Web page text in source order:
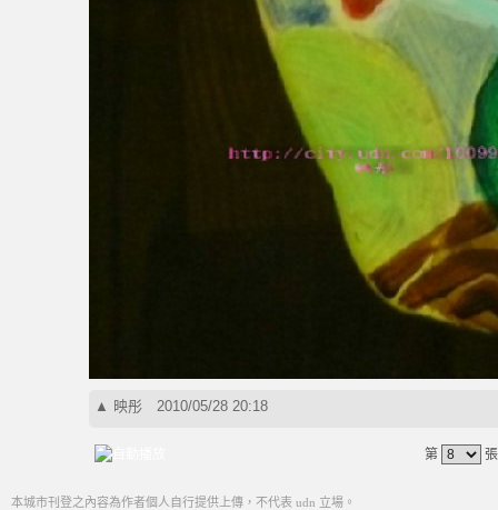
▲ 映彤 2010/05/28 20:18
第
本城市刊登之內容為作者個人自行提供上傳，不代表 udn 立場。